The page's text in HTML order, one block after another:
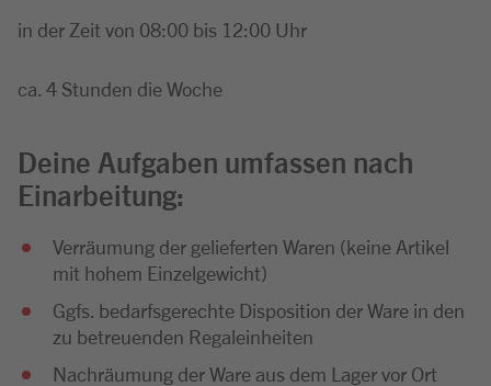
in der Zeit von 08:00 bis 12:00 Uhr
ca. 4 Stunden die Woche
Deine Aufgaben umfassen nach
Einarbeitung:
Verräumung der gelieferten Waren (keine Artikel
mit hohem Einzelgewicht)
Ggfs. bedarfsgerechte Disposition der Ware in den
zu betreuenden Regaleinheiten
Nachräumung der Ware aus dem Lager vor Ort